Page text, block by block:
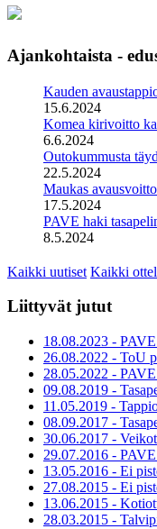
Ajankohtaista -
Kauden
15.6.2024
Komea kirivoitto
6.6.2024
Outokummusta
22.5.2024
Maukas
17.5.2024
PAVE haki
8.5.2024
Kaikki uutiset Kaikki
Liittyvät jutut
18.08.2023 -
26.08.2022 - ToU
28.05.2022 -
09.08.2019 -
11.05.2019 -
08.09.2017 -
30.06.2017 -
29.07.2016 -
13.05.2016 - Ei
27.08.2015 - Ei
13.06.2015 -
28.03.2015 -